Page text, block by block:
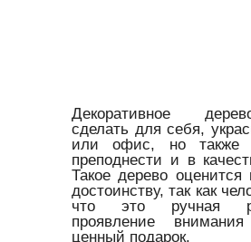
Декоративное
сделать для себя,
или офис, но также
преподнести и в
Такое дерево
достоинству, так как
что это ручная
проявление
ценный подарок.